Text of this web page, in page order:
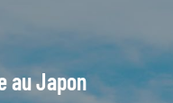
au Japon